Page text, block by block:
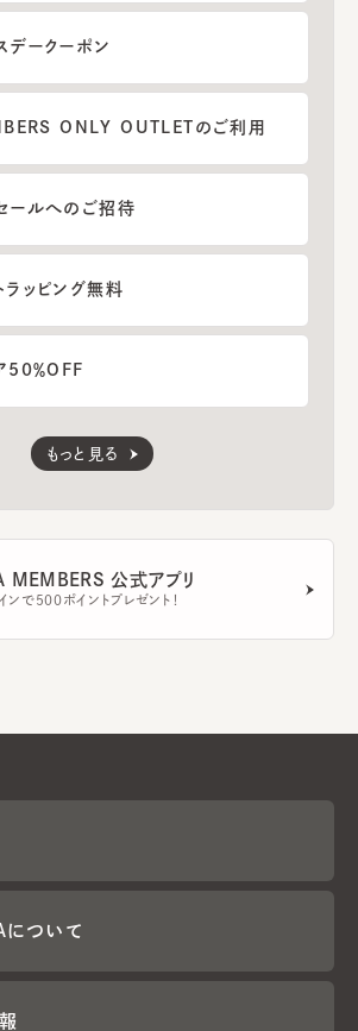
デークーポン
ONLY OUTLETのご利用
ールへのご招待
ラッピング無料
50％OFF
もっと見る
MEMBERS 公式アプリ
ンで500ポイントプレゼント！
ついて